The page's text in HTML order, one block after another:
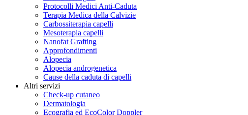
Protocolli Medici Anti-Caduta
Terapia Medica della Calvizie
Carbossiterapia capelli
Mesoterapia capelli
Nanofat Grafting
Approfondimenti
Alopecia
Alopecia androgenetica
Cause della caduta di capelli
Altri servizi
Check-up cutaneo
Dermatologia
Ecografia ed EcoColor Doppler